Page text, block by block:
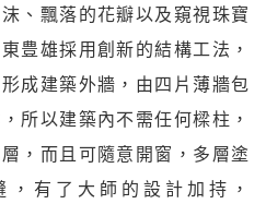
、飄落的花瓣以及窺視珠寶
豊雄採用創新的結構工法，
成建築外牆，由四片薄牆包
所以建築內不需任何樑柱，
，而且可隨意開窗，多層塗
有了大師的設計加持，